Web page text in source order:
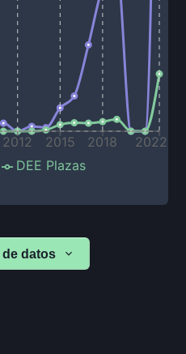
2012 2015 2018 2022
DEE Plazas
datos